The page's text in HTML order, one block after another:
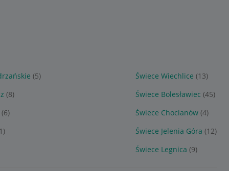
(5) Świece Wiechlice (13)
(8) Świece Bolesławiec (45)
(6) Świece Chocianów (4)
Świece Jelenia Góra (12)
Świece Legnica (9)